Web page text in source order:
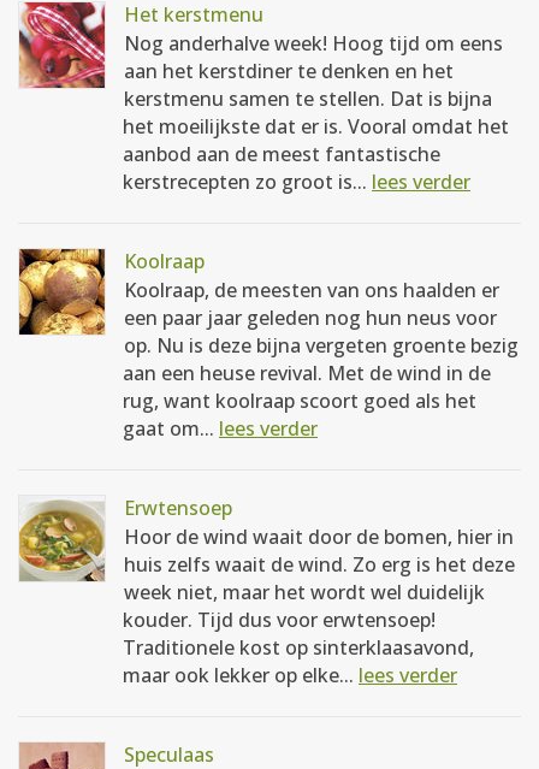
Het kerstmenu
Nog anderhalve week! Hoog tijd om eens
aan het kerstdiner te denken en het
kerstmenu samen te stellen. Dat is bijna
het moeilijkste dat er is. Vooral omdat het
aanbod aan de meest fantastische
kerstrecepten zo groot is... lees verder
Koolraap
Koolraap, de meesten van ons haalden er
een paar jaar geleden nog hun neus voor
op. Nu is deze bijna vergeten groente bezig
aan een heuse revival. Met de wind in de
rug, want koolraap scoort goed als het
gaat om... lees verder
Erwtensoep
Hoor de wind waait door de bomen, hier in
huis zelfs waait de wind. Zo erg is het deze
week niet, maar het wordt wel duidelijk
kouder. Tijd dus voor erwtensoep!
Traditionele kost op sinterklaasavond,
maar ook lekker op elke... lees verder
Speculaas